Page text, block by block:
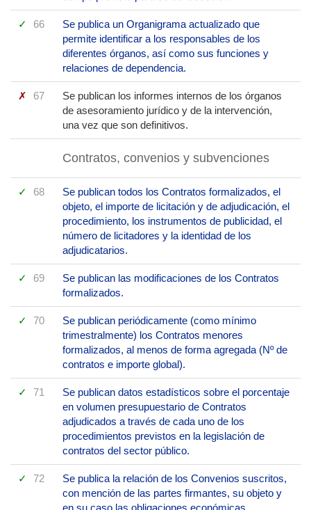
66
Se publica un Organigrama actualizado que
permite identificar a los responsables de los
diferentes órganos, así como sus funciones y
relaciones de dependencia.
67
Se publican los informes internos de los órganos
de asesoramiento jurídico y de la intervención,
una vez que son definitivos.
Contratos, convenios y subvenciones
68
Se publican todos los Contratos formalizados, el
objeto, el importe de licitación y de adjudicación, el
procedimiento, los instrumentos de publicidad, el
número de licitadores y la identidad de los
adjudicatarios.
69
Se publican las modificaciones de los Contratos
formalizados.
70
Se publican periódicamente (como mínimo
trimestralmente) los Contratos menores
formalizados, al menos de forma agregada (Nº de
contratos e importe global).
71
Se publican datos estadísticos sobre el porcentaje
en volumen presupuestario de Contratos
adjudicados a través de cada uno de los
procedimientos previstos en la legislación de
contratos del sector público.
72
Se publica la relación de los Convenios suscritos,
con mención de las partes firmantes, su objeto y